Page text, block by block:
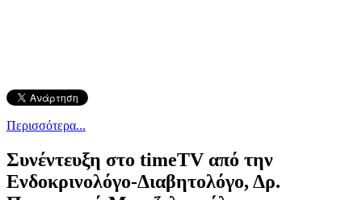
Περισσότερα...
Συνέντευξη στο timeTV από την
Ενδοκρινολόγο-Διαβητολόγο, Δρ.